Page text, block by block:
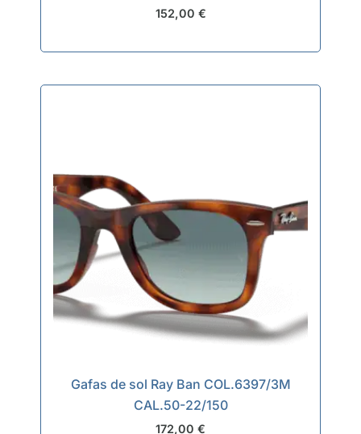
152,00 €
Gafas de sol Ray Ban COL.6397/3M
CAL.50-22/150
172,00 €